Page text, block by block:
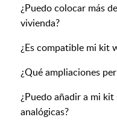
¿Puedo colocar más
vivienda?
¿Es compatible mi kit
¿Qué ampliaciones
¿Puedo añadir a mi kit
analógicas?